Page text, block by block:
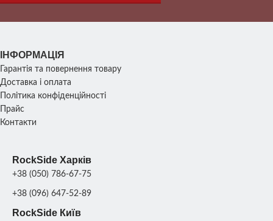
ІНФОРМАЦІЯ
Гарантія та повернення товару
Доставка і оплата
Політика конфіденційності
Прайс
Контакти
RockSide Харків
+38 (050) 786-67-75
+38 (096) 647-52-89
RockSide Київ